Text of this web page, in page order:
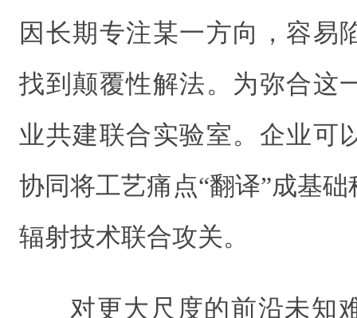
因长期专注某一方向，容易
找到颠覆性解法。为弥合这
业共建联合实验室。企业可
协同将工艺痛点“翻译”成基
辐射技术联合攻关。
对更大尺度的前沿未知